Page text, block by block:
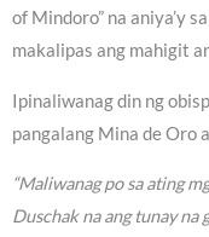
of Mindoro” na aniya’y
makalipas ang mahigit
Ipinaliwanag din ng
pangalang Mina de Oro
“Maliwanag po sa ating
Duschak na ang tunay na